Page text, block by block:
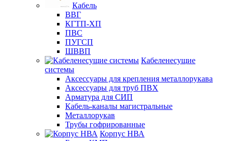
Кабель
ВВГ
КГТП-ХП
ПВС
ПУГСП
ШВВП
Кабеленесущие
системы
Аксессуары для крепления металлорукава
Аксессуары для труб ПВХ
Арматура для СИП
Кабель-каналы магистральные
Металлорукав
Трубы гофрированные
Корпус НВА